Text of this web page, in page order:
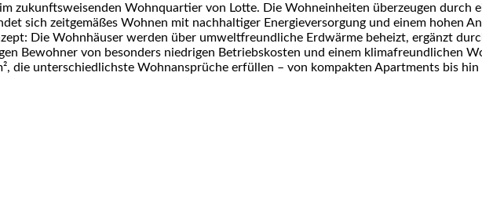
zukunftsweisenden Wohnquartier von Lotte. Die Wohneinheiten überzeugen durch
sich zeitgemäßes Wohnen mit nachhaltiger Energieversorgung und einem hohen
Die Wohnhäuser werden über umweltfreundliche Erdwärme beheizt, ergänzt
Bewohner von besonders niedrigen Betriebskosten und einem klimafreundlichen
die unterschiedlichste Wohnansprüche erfüllen – von kompakten Apartments bis